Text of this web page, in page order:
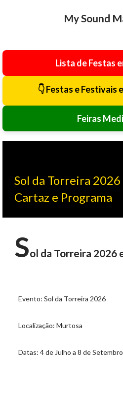
My Sound
Lista de Festas
👇 Festas e Festivais
Feiras
Sol da Torreira
Cartaz e Programa
Sol da Torreira 2026
Evento: Sol da Torreira 2026
Localização: Murtosa
Datas: 4 de Julho a 8 de Setembro